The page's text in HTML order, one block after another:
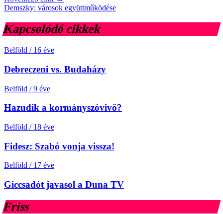
Demszky: városok együttműködése
Kapcsolódó cikkek
Belföld / 16 éve
Debreczeni vs. Budaházy
Belföld / 9 éve
Hazudik a kormányszóvivő?
Belföld / 18 éve
Fidesz: Szabó vonja vissza!
Belföld / 17 éve
Giccsadót javasol a Duna TV
Friss